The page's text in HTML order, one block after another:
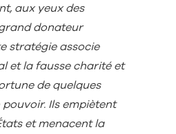
aux yeux des
donateur
stratégie associe
et la fausse charité et
de quelques
Ils empiètent
et menacent la